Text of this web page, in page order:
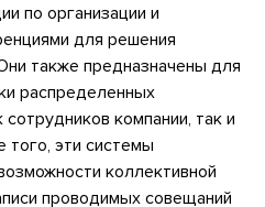
по организации и
для решения
также предназначены для
распределенных
компании, так и
того, эти системы
коллективной
проводимых совещаний